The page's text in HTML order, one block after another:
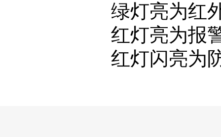
绿灯亮为红
红灯亮为报
红灯闪亮为防